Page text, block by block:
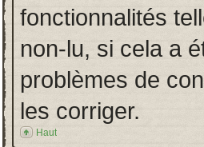
fonctionnalités
non-lu, si cela a
problèmes de
les corriger.
Haut